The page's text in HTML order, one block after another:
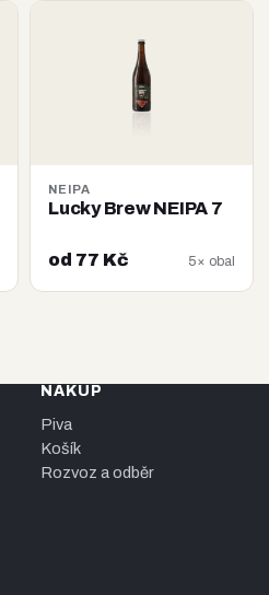
NEIPA
Lucky Brew NEIPA 7
od 77 Kč 5× obal
NÁKUP
Piva
Košík
Rozvoz a odběr